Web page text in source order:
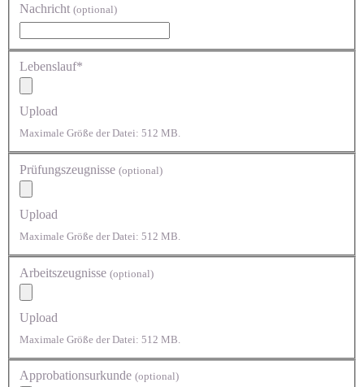
Nachricht (optional)
Lebenslauf*
Upload
Maximale Größe der Datei: 512 MB.
Prüfungszeugnisse (optional)
Upload
Maximale Größe der Datei: 512 MB.
Arbeitszeugnisse (optional)
Upload
Maximale Größe der Datei: 512 MB.
Approbationsurkunde (optional)